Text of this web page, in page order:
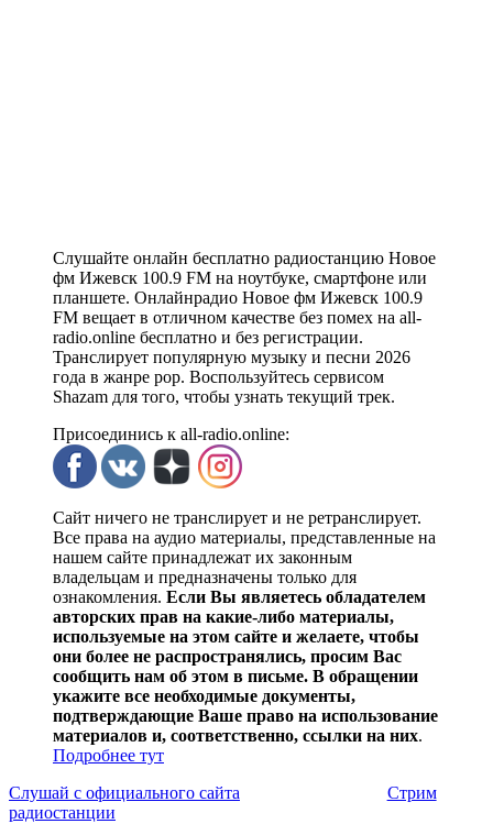
Слушайте онлайн бесплатно радиостанцию Новое
фм Ижевск 100.9 FM на ноутбуке, смартфоне или
планшете. Онлайнрадио Новое фм Ижевск 100.9
FM вещает в отличном качестве без помех на all-
radio.online бесплатно и без регистрации.
Транслирует популярную музыку и песни 2026
года в жанре pop. Воспользуйтесь сервисом
Shazam для того, чтобы узнать текущий трек.
Присоединись к all-radio.online:
Сайт ничего не транслирует и не ретранслирует.
Все права на аудио материалы, представленные на
нашем сайте принадлежат их законным
владельцам и предназначены только для
ознакомления. Если Вы являетесь обладателем
авторских прав на какие-либо материалы,
используемые на этом сайте и желаете, чтобы
они более не распространялись, просим Вас
сообщить нам об этом в письме. В обращении
укажите все необходимые документы,
подтверждающие Ваше право на использование
материалов и, соответственно, ссылки на них.
Подробнее тут
Слушай с официального сайта
Стрим
радиостанции